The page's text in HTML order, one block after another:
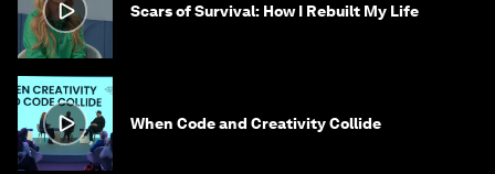
Scars of Survival: How I Rebuilt My Life
When Code and Creativity Collide